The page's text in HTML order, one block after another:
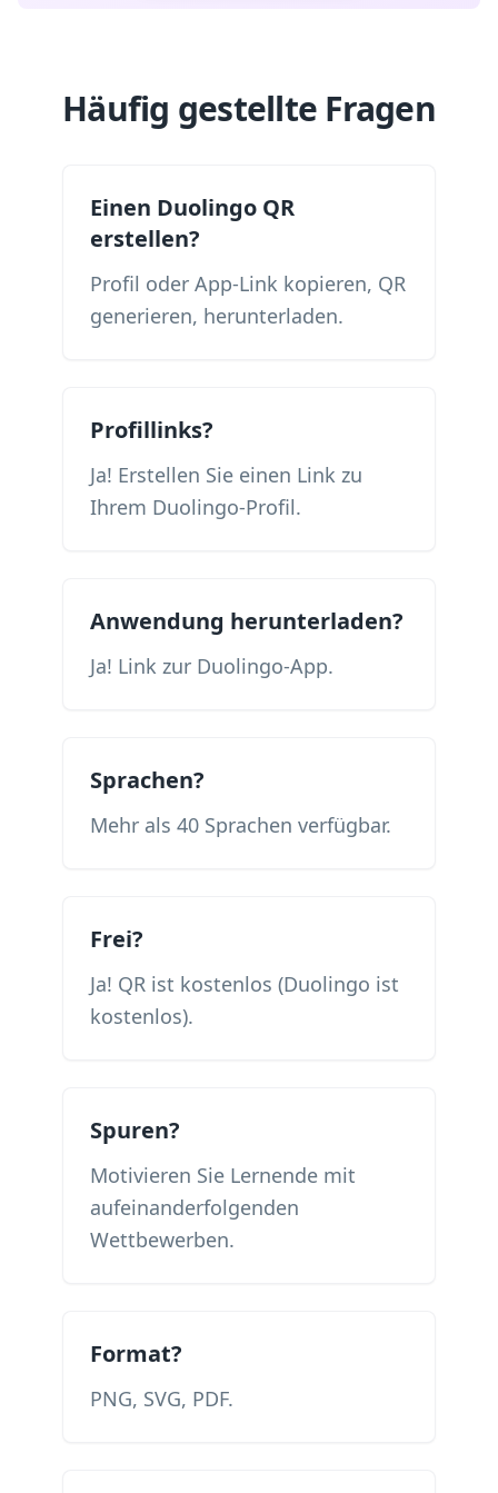
Häufig gestellte Fragen
Einen Duolingo QR
erstellen?
Profil oder App-Link kopieren, QR
generieren, herunterladen.
Profillinks?
Ja! Erstellen Sie einen Link zu
Ihrem Duolingo-Profil.
Anwendung herunterladen?
Ja! Link zur Duolingo-App.
Sprachen?
Mehr als 40 Sprachen verfügbar.
Frei?
Ja! QR ist kostenlos (Duolingo ist
kostenlos).
Spuren?
Motivieren Sie Lernende mit
aufeinanderfolgenden
Wettbewerben.
Format?
PNG, SVG, PDF.